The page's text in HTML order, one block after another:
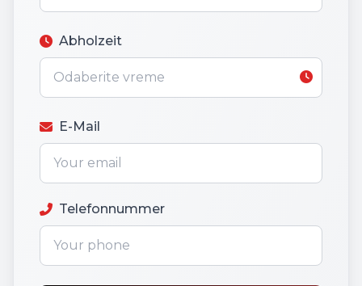
Abholzeit
E-Mail
Telefonnummer